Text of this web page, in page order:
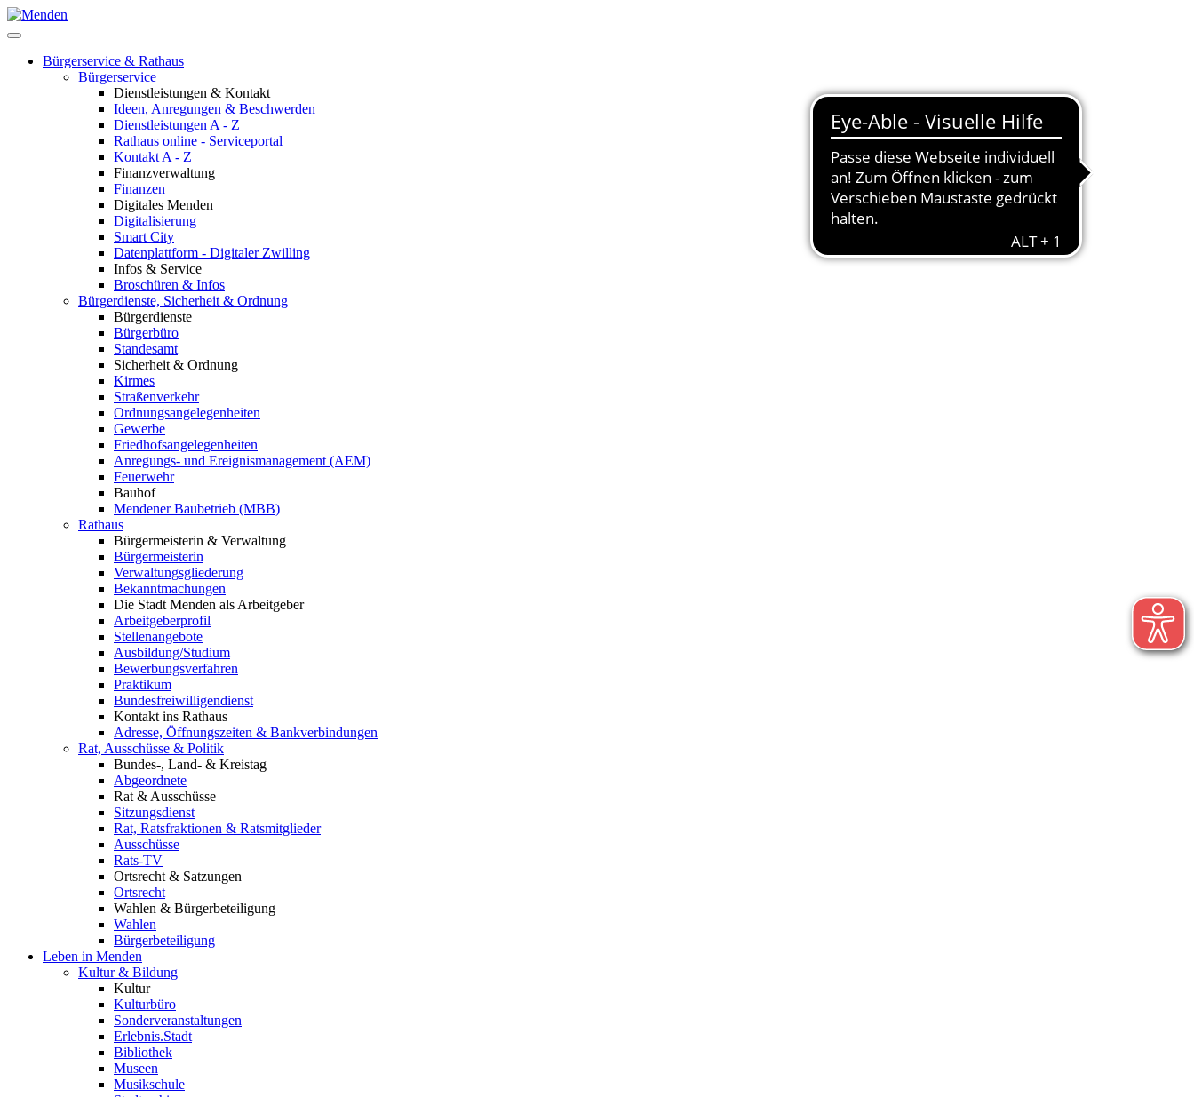
Bürgerservice & Rathaus
Bürgerservice
Dienstleistungen & Kontakt
Ideen, Anregungen & Beschwerden
Dienstleistungen A - Z
Rathaus online - Serviceportal
Kontakt A - Z
Finanzverwaltung
Finanzen
Digitales Menden
Digitalisierung
Smart City
Datenplattform - Digitaler Zwilling
Infos & Service
Broschüren & Infos
Bürgerdienste, Sicherheit & Ordnung
Bürgerdienste
Bürgerbüro
Standesamt
Sicherheit & Ordnung
Kirmes
Straßenverkehr
Ordnungsangelegenheiten
Gewerbe
Friedhofsangelegenheiten
Anregungs- und Ereignismanagement (AEM)
Feuerwehr
Bauhof
Mendener Baubetrieb (MBB)
Rathaus
Bürgermeisterin & Verwaltung
Bürgermeisterin
Verwaltungsgliederung
Bekanntmachungen
Die Stadt Menden als Arbeitgeber
Arbeitgeberprofil
Stellenangebote
Ausbildung/Studium
Bewerbungsverfahren
Praktikum
Bundesfreiwilligendienst
Kontakt ins Rathaus
Adresse, Öffnungszeiten & Bankverbindungen
Rat, Ausschüsse & Politik
Bundes-, Land- & Kreistag
Abgeordnete
Rat & Ausschüsse
Sitzungsdienst
Rat, Ratsfraktionen & Ratsmitglieder
Ausschüsse
Rats-TV
Ortsrecht & Satzungen
Ortsrecht
Wahlen & Bürgerbeteiligung
Wahlen
Bürgerbeteiligung
Leben in Menden
Kultur & Bildung
Kultur
Kulturbüro
Sonderveranstaltungen
Erlebnis.Stadt
Bibliothek
Museen
Musikschule